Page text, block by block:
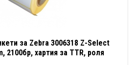
за Zebra 3006318 Z-Select
2100бр, хартия за TTR, роля